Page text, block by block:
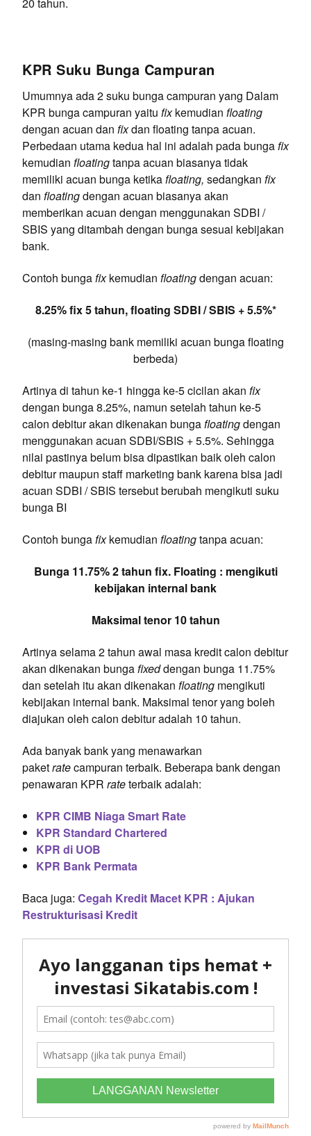
KPR Suku Bunga Campuran
Umumnya ada 2 suku bunga campuran yang Dalam
KPR bunga campuran yaitu fixkemudian floating
dengan acuan dan fixdan floating tanpa acuan.
Perbedaan utama kedua hal ini adalah pada bunga fix
kemudian floatingtanpa acuan biasanya tidak
memiliki acuan bunga ketika floating, sedangkan fix
dan floatingdengan acuan biasanya akan
memberikan acuan dengan menggunakan SDBI /
SBIS yang ditambah dengan bunga sesuai kebijakan
bank.
Contoh bunga fixkemudian floatingdengan acuan:
8.25% fix 5 tahun, floating SDBI / SBIS + 5.5%*
(masing-masing bank memiliki acuan bunga floating
berbeda)
Artinya di tahun ke-1 hingga ke-5 cicilan akan fix
dengan bunga 8.25%, namun setelah tahun ke-5
calon debitur akan dikenakan bunga floatingdengan
menggunakan acuan SDBI/SBIS + 5.5%. Sehingga
nilai pastinya belum bisa dipastikan baik oleh calon
debitur maupun staff marketing bank karena bisa jadi
acuan SDBI / SBIS tersebut berubah mengikuti suku
bunga BI
Contoh bunga fixkemudian floatingtanpa acuan:
Bunga 11.75% 2 tahun fix. Floating : mengikuti
kebijakan internal bank
Maksimal tenor 10 tahun
Artinya selama 2 tahun awal masa kredit calon debitur
akan dikenakan bunga fixeddengan bunga 11.75%
dan setelah itu akan dikenakan floating mengikuti
kebijakan internal bank. Maksimal tenor yang boleh
diajukan oleh calon debitur adalah 10 tahun.
Ada banyak bank yang menawarkan
paketratecampuran terbaik. Beberapa bank dengan
penawaran KPR rateterbaik adalah:
KPR CIMB Niaga Smart Rate
KPR Standard Chartered
KPR di UOB
KPR Bank Permata
Baca juga: Cegah Kredit Macet KPR : Ajukan
Restrukturisasi Kredit